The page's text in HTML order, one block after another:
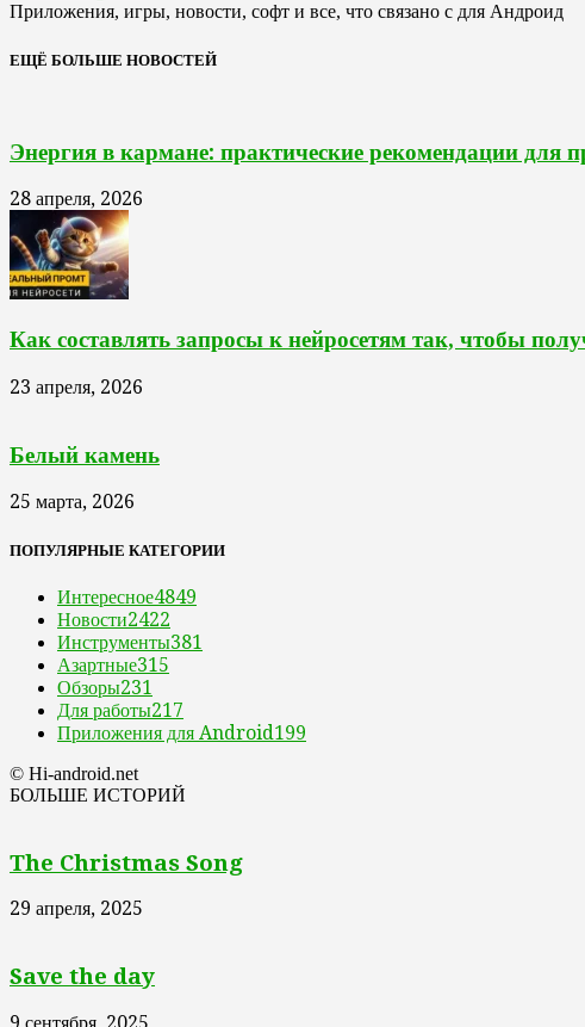
Приложения, игры, новости, софт и все, что связано с для Андроид
ЕЩЁ БОЛЬШЕ НОВОСТЕЙ
Энергия в кармане: практические рекомендации для
28 апреля, 2026
Как составлять запросы к нейросетям так, чтобы
23 апреля, 2026
Белый камень
25 марта, 2026
ПОПУЛЯРНЫЕ КАТЕГОРИИ
Интересное4849
Новости2422
Инструменты381
Азартные315
Обзоры231
Для работы217
Приложения для Android199
© Hi-android.net
БОЛЬШЕ ИСТОРИЙ
The Christmas Song
29 апреля, 2025
Save the day